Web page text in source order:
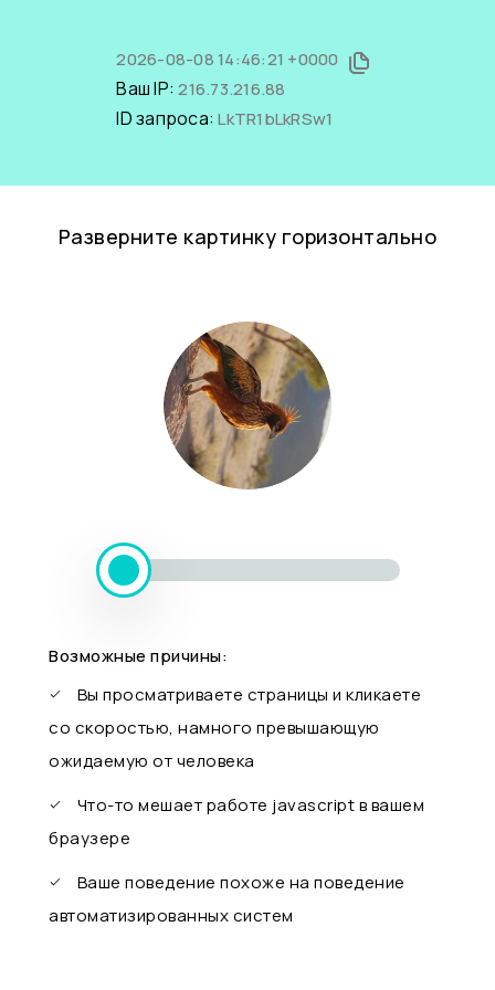
2026-08-08 14:46:21 +0000
Ваш IP:216.73.216.88
ID запроса:LkTR1bLkRSw1
Разверните картинку горизонтально
Возможные причины:
Вы просматриваете страницы и кликаете
со скоростью, намного превышающую
ожидаемую от человека
Что-то мешает работе javascript в вашем
браузере
Ваше поведение похоже на поведение
автоматизированных систем